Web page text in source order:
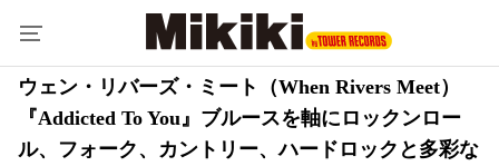
ウェン・リバーズ・ミート（When Rivers Meet）
『Addicted To You』ブルースを軸にロックンロー
ル、フォーク、カントリー、ハードロックと多彩な